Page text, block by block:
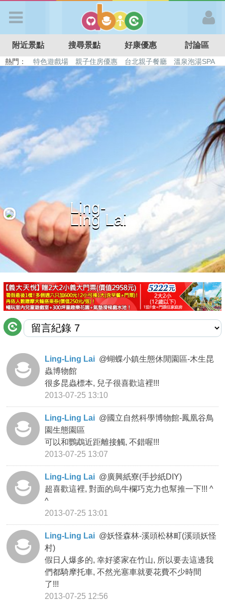
APP登入
首 頁
搜尋景點
好康優惠
最新留言
商家合作
推薦景點
討論區
聯絡我們
APP下載
附近景點 搜尋景點 好康優惠 討論區
熱門： 特色遊戲場 親子住房優惠 台北親子餐廳
溫泉泡湯SPA
溜滑梯民宿
觀光工廠 日本親子景點
Ling-
Ling Lai
Ling-Ling Lai @蝴蝶小鎮生態休閒園區-木生昆
蟲博物館
很多昆蟲標本, 兒子很喜歡這裡!!!
2013-07-25 13:10
Ling-Ling Lai @國立自然科學博物館-鳳凰谷鳥
園生態園區
可以和鸚鵡近距離接觸, 不錯喔!!!
2013-07-25 13:07
Ling-Ling Lai @廣興紙寮(手抄紙DIY)
超喜歡這裡, 對面的烏牛欄巧克力也幫推一下!!! ^
^
2013-07-25 13:01
Ling-Ling Lai @妖怪森林-溪頭松林町(溪頭妖怪
村)
假日人爆多的, 幸好婆家在竹山, 所以要去這邊我
們都騎摩托車, 不然光塞車就要花費不少時間
了!!!
2013-07-25 12:56